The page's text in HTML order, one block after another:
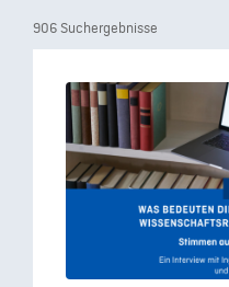
906 Suchergebnisse